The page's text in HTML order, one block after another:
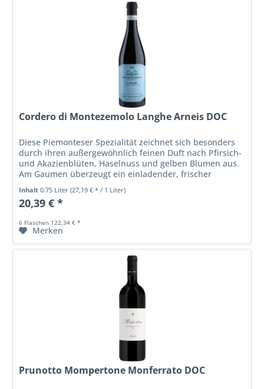
Cordero di Montezemolo Langhe Arneis DOC
Diese Piemonteser Spezialität zeichnet sich besonders
durch ihren außergewöhnlich feinen Duft nach Pfirsich-
und Akazienblüten, Haselnuss und gelben Blumen aus.
Am Gaumen überzeugt ein einladender, frischer
Inhalt0.75 Liter(27,19 € * / 1 Liter)
20,39 € *
6 Flaschen 122,34 € *
Merken
Prunotto Mompertone Monferrato DOC